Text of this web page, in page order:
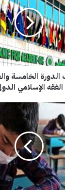
الخامسة
الفقه الإسلامي